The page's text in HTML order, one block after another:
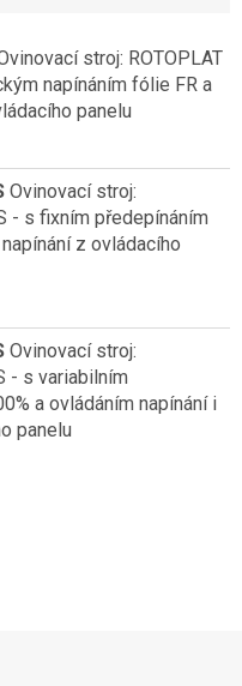
stroj: ROTOPLAT
napínáním fólie FR a
panelu
Ovinovací stroj:
- s fixním předepínáním
z ovládacího
Ovinovací stroj:
- s variabilním
a ovládáním napínání i
panelu